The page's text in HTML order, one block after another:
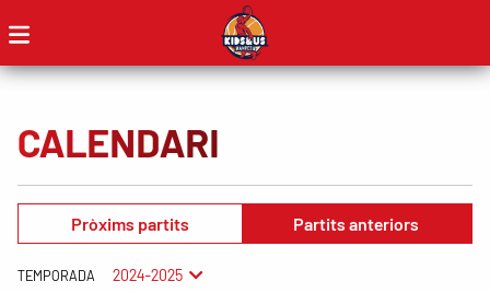
CALENDARI
Pròxims partits Partits anteriors
TEMPORADA 2024-2025